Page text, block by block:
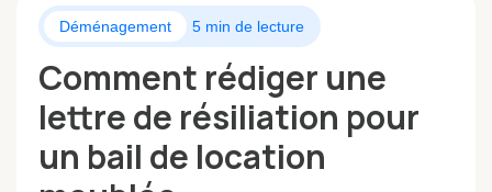
Déménagement 5 min de lecture
Comment rédiger une
lettre de résiliation pour
un bail de location